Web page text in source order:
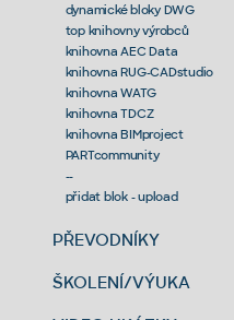
dynamické bloky DWG
top knihovny výrobců
knihovna AEC Data
knihovna RUG-CADstudio
knihovna WATG
knihovna TDCZ
knihovna BIMproject
PARTcommunity
--
přidat blok - upload
PŘEVODNÍKY
ŠKOLENÍ/VÝUKA